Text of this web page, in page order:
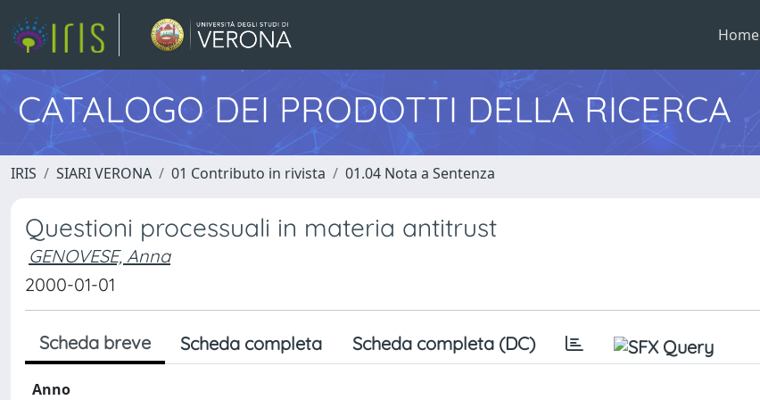
Home
CATALOGO DEI PRODOTTI DELLA RICERCA
IRIS SIARI VERONA 01 Contributo in rivista 01.04 Nota a Sentenza
Questioni processuali in materia antitrust
GENOVESE, Anna
2000-01-01
Scheda breve Scheda completa Scheda completa (DC)
Anno